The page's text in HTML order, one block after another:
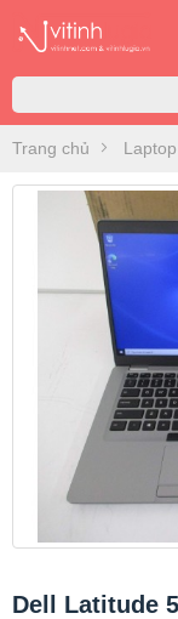
Trang chủ Laptop
Dell Latitude